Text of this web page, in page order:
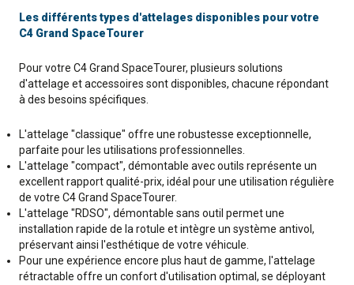
Les différents types d'attelages disponibles pour votre
C4 Grand SpaceTourer
Pour votre C4 Grand SpaceTourer, plusieurs solutions
d'attelage et accessoires sont disponibles, chacune répondant
à des besoins spécifiques.
L'attelage "classique" offre une robustesse exceptionnelle,
parfaite pour les utilisations professionnelles.
L'attelage "compact", démontable avec outils représente un
excellent rapport qualité-prix, idéal pour une utilisation régulière
de votre C4 Grand SpaceTourer.
L'attelage "RDSO", démontable sans outil permet une
installation rapide de la rotule et intègre un système antivol,
préservant ainsi l'esthétique de votre véhicule.
Pour une expérience encore plus haut de gamme, l'attelage
rétractable offre un confort d'utilisation optimal, se déployant